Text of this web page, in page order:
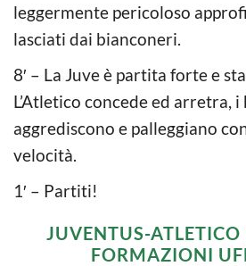
leggermente pericoloso
lasciati dai bianconeri.
8′ – La Juve è partita forte e
L’Atletico concede ed arretra,
aggrediscono e palleggiano
velocità.
1′ – Partiti!
JUVENTUS-
FORMAZIONI